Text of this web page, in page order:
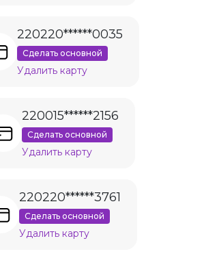
220220******0035
Сделать основной
Удалить карту
220015******2156
Сделать основной
Удалить карту
220220******3761
Сделать основной
Удалить карту